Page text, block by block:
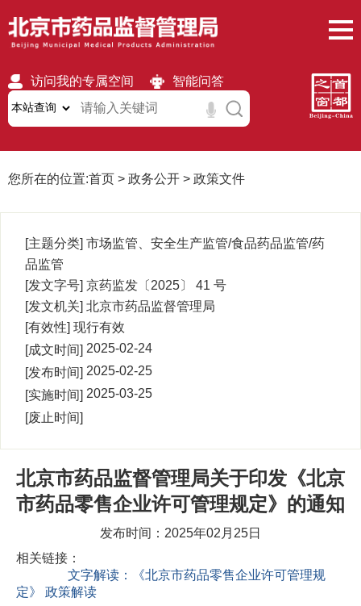
访问我的专属空间 智能问答
无障碍 繁體 移动版
您所在的位置:首页 > 政务公开 > 政策文件
[主题分类] 市场监管、安全生产监管/食品药品监管/药
品监管
[发文字号] 京药监发〔2025〕 41 号
[发文机关] 北京市药品监督管理局
[有效性] 现行有效
[成文时间] 2025-02-24
00:00:00
[发布时间] 2025-02-25
14:37:27
[实施时间] 2025-03-25
[废止时间]
北京市药品监督管理局关于印发《北京
市药品零售企业许可管理规定》的通知
发布时间：2025年02月25日
相关链接：
文字解读：《北京市药品零售企业许可管理规
定》 政策解读